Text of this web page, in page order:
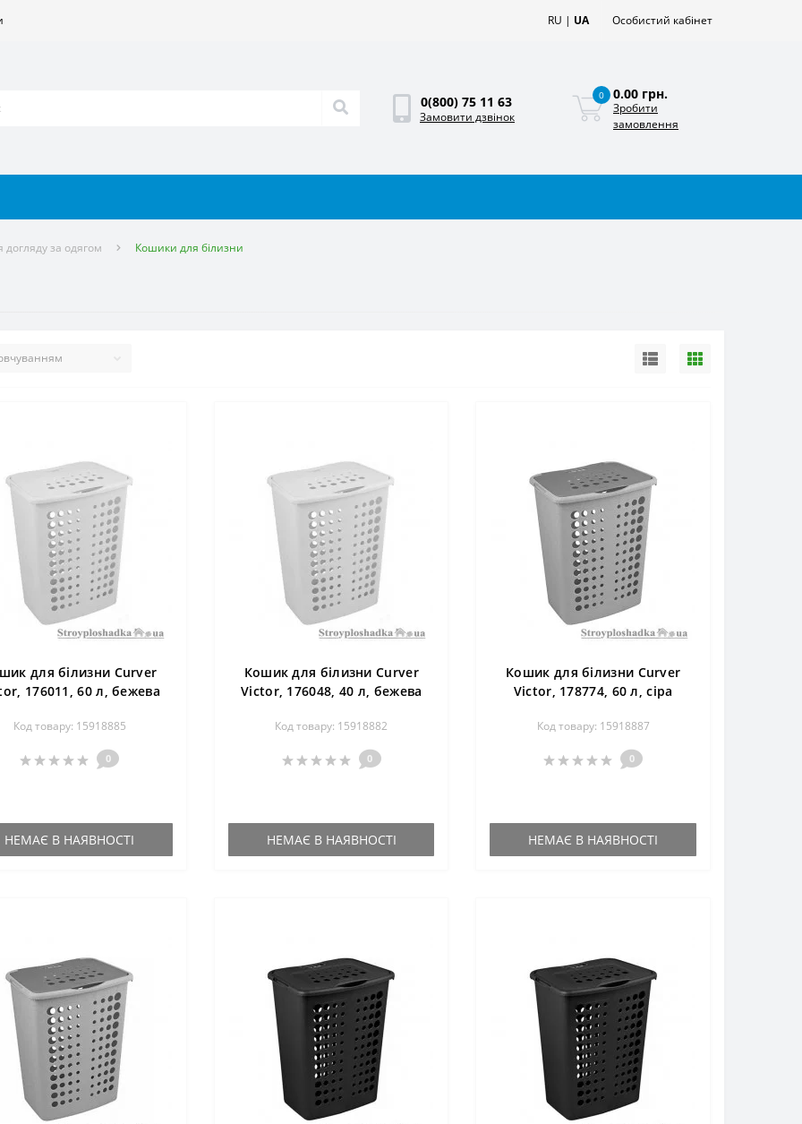
RU | UA Особистий кабінет
0(800) 75 11 63
Замовити дзвінок
0 0.00 грн.
Зробити
замовлення
догляду за одягом Кошики для білизни
для білизни Curver
176011, 60 л, бежева
Код товару: 15918885
0
НЕМАЄ В НАЯВНОСТІ
Кошик для білизни Curver
Victor, 176048, 40 л, бежева
Код товару: 15918882
0
НЕМАЄ В НАЯВНОСТІ
Кошик для білизни Curver
Victor, 178774, 60 л, сіра
Код товару: 15918887
0
НЕМАЄ В НАЯВНОСТІ